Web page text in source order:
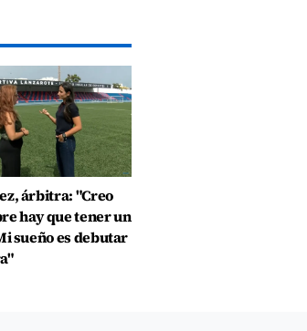
árbitra: "Creo
hay que tener un
sueño es debutar